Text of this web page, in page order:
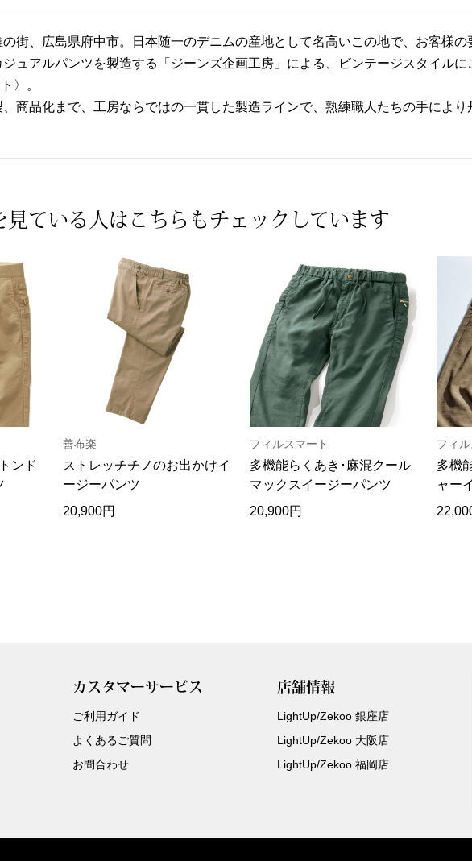
街、広島県府中市。日本随一のデニムの産地として名高いこの地で、お客様
ジュアルパンツを製造する「ジーンズ企画工房」による、ビンテージスタイル
〉。
商品化まで、工房ならではの一貫した製造ラインで、熟練職人たちの手により
見ている人は こちらもチェックしています
ンド
善布楽
ストレッチチノのお出かけイ
ージーパンツ
20,900円
フィルスマート
多機能らくあき･麻混クール
マックスイージーパンツ
20,900円
フィ
多機
ャー
カスタマーサービス
ご利用ガイド
よくあるご質問
お問合わせ
店舗情報
LightUp/Zekoo 銀座店
LightUp/Zekoo 大阪店
LightUp/Zekoo 福岡店